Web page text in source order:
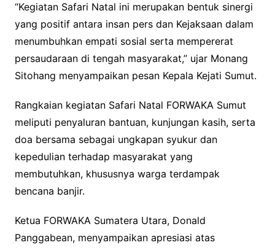
“Kegiatan Safari Natal ini merupakan bentuk sinergi
yang positif antara insan pers dan Kejaksaan dalam
menumbuhkan empati sosial serta mempererat
persaudaraan di tengah masyarakat,” ujar Monang
Sitohang menyampaikan pesan Kepala Kejati Sumut.
Rangkaian kegiatan Safari Natal FORWAKA Sumut
meliputi penyaluran bantuan, kunjungan kasih, serta
doa bersama sebagai ungkapan syukur dan
kepedulian terhadap masyarakat yang
membutuhkan, khususnya warga terdampak
bencana banjir.
Ketua FORWAKA Sumatera Utara, Donald
Panggabean, menyampaikan apresiasi atas